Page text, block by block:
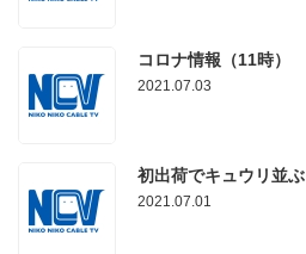
コロナ情報（11時）
2021.07.03
初出荷でキュウリ並ぶ
2021.07.01